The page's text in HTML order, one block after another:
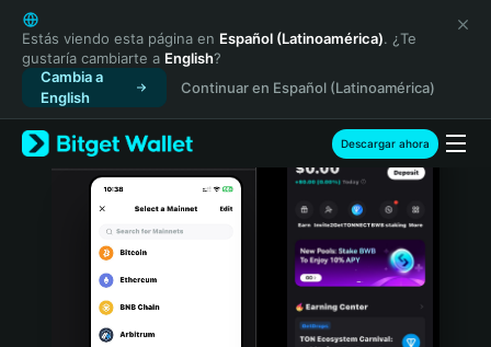
English
日本語
Tiếng Việt
Русский
Español (Latinoamérica)
Türkçe
Italiano
Português (Portugal)
Bahasa Indonesia
Estás viendo esta página en Español (Latinoamérica). ¿Te
gustaría cambiarte a English?
Cambia a
English
Continuar en Español (Latinoamérica)
Descargar ahora